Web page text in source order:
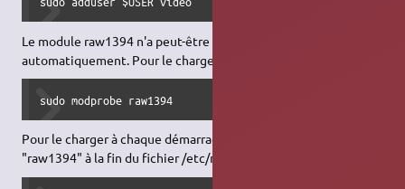
Le module raw1394 n'a peut-être pas été chargé
automatiquement. Pour le charger manuellement :
sudo modprobe raw1394
Pour le charger à chaque démarrage (la commande ajoute
"raw1394" à la fin du fichier /etc/modules):